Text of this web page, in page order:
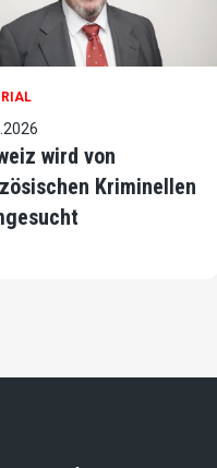
wird von
Kriminellen